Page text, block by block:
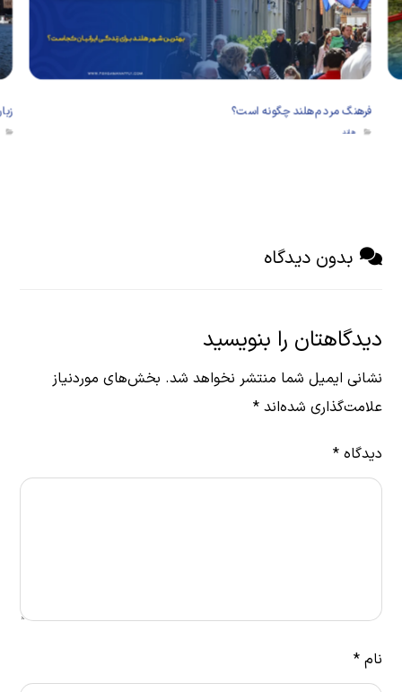
فرهنگ مردم هلند چگونه است؟
هلند
بدون دیدگاه
دیدگاهتان را بنویسید
نشانی ایمیل شما منتشر نخواهد شد. بخش‌های موردنیاز
علامت‌گذاری شده‌اند*
دیدگاه*
نام*